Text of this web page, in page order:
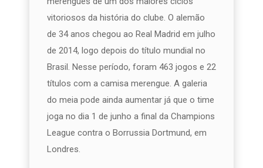
vitoriosos da história do clube. O alemão
de 34 anos chegou ao Real Madrid em julho
de 2014, logo depois do título mundial no
Brasil. Nesse período, foram 463 jogos e 22
títulos com a camisa merengue. A galeria
do meia pode ainda aumentar já que o time
joga no dia 1 de junho a final da Champions
League contra o Borrussia Dortmund, em
Londres.